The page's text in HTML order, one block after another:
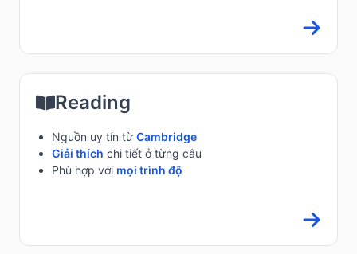
Reading
Nguồn uy tín từ Cambridge
Giải thích chi tiết ở từng câu
Phù hợp với mọi trình độ